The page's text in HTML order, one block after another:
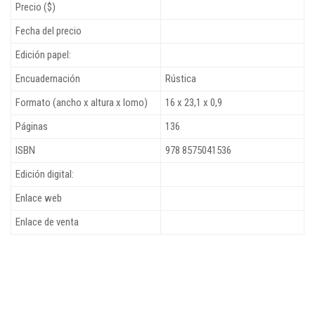
Precio ($)
Fecha del precio
Edición papel:
Encuadernación
Rústica
Formato (ancho x altura x lomo)
16 x 23,1 x 0,9
Páginas
136
ISBN
978 8575041536
Edición digital:
Enlace web
Enlace de venta